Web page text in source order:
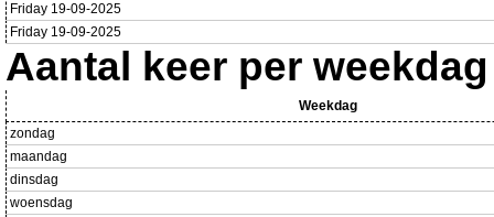
Friday 19-09-2025
Friday 19-09-2025
Aantal keer per weekdag
Weekdag
zondag
maandag
dinsdag
woensdag